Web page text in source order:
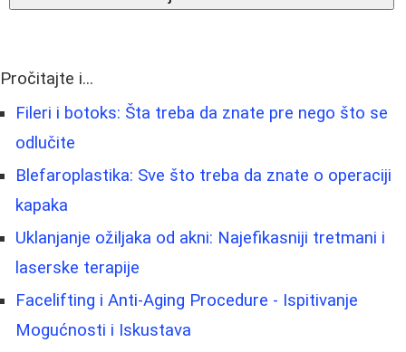
Pročitajte i...
Fileri i botoks: Šta treba da znate pre nego što se
odlučite
Blefaroplastika: Sve što treba da znate o operaciji
kapaka
Uklanjanje ožiljaka od akni: Najefikasniji tretmani i
laserske terapije
Facelifting i Anti-Aging Procedure - Ispitivanje
Mogućnosti i Iskustava